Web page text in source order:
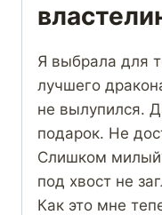
Я выбрала для
лучшего
не вылупился.
подарок. Не
Слишком
под хвост не
Как это мне